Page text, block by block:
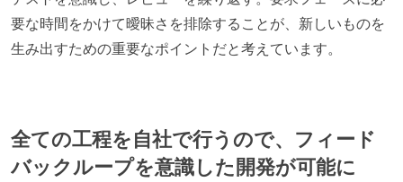
要な時間をかけて曖昧さを排除することが、新しいものを
生み出すための重要なポイントだと考えています。
全ての工程を自社で行うので、フィード
バックループを意識した開発が可能に